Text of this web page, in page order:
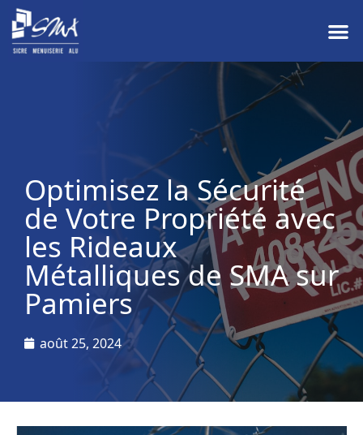
Optimisez la Sécurité
de Votre Propriété avec
les Rideaux
Métalliques de SMA sur
Pamiers
août 25, 2024